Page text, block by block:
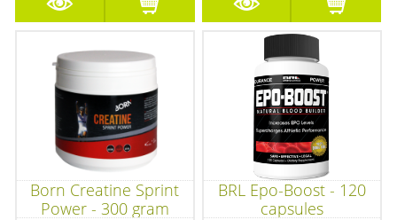
Born Creatine Sprint
Power - 300 gram
BRL Epo-Boost - 120
capsules